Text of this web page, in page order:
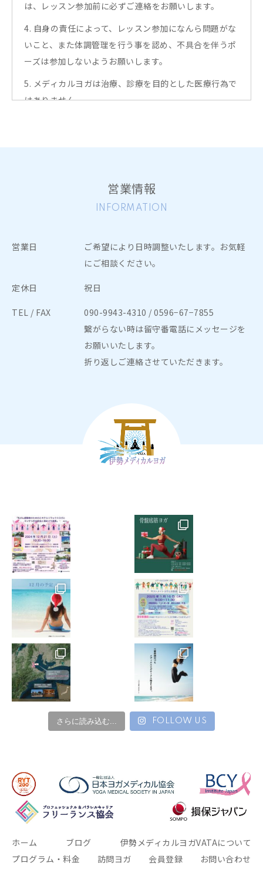
は、レッスン参加前に必ずご連絡をお願いします。
4. 自身の責任によって、レッスン参加になんら問題がな
いこと、また体調管理を行う事を認め、不具合を伴うポ
ーズは参加しないようお願いします。
5. メディカルヨガは治療、診療を目的とした医療行為で
はありません。
軽減、治療時の副作用の軽減、QOLの向上、不安、スト
レス、気分や抑うつ症状の改善、睡眠の質の向上などを
を中断することのないようお願いします。
票に事前にご記入いただきます。レッスン前にお身体の
具合を確認させていただきますので、15分ほど前にはお
8. 18歳未満（未成年）の方のご入会にあたっては保護者
の承諾書が必要となります。
10. レッスン中、少しでも体調の変化に気づいた場合
は、直ちにスタッフに申し出てレッスンを中止していた
症が発生した場合、死亡した場合、流産した場合につい
ても、自ら責任を負うことを承諾し、その原因のいかん
に関わらず、関係者に対する一切の責任を負いかねま
す。
12. 万一、レッスン中に負傷・疾病などが発生した場
合、医師および関係者が応急処置を施すことに承諾し、
その応急処置の結果に異議を唱えない様お願いします。
13. 私物の破損、紛失や盗難などに関しても自ら責任を
負う様お願いします。
14. 施設利用にあたり器物の破壊や損失した場合は自身
で責任を負うようお願いします。
15. レッスン内での他の参加者とのトラブルに関する責
任は負いかねます。
の病気、諸事情により当日であってもレッスンが急遽休
講となることがあります。
その様な場合はできるだけ早めにご連絡するよう努め、
事前徴収分のレッスン代金については後日返金いたしま
す。
【警報発令時の対応について】
営業情報
INFORMATION
営業日
ご希望により日時調整いたします。お気軽
にご相談ください。
定休日 祝日
TEL / FAX 090-9943-4310 / 0596−67−7855
繋がらない時は留守番電話にメッセージを
お願いいたします。
折り返しご連絡させていただきます。
さらに読み込む... FOLLOW US
ホーム ブログ
伊勢メディカルヨガVATAについて
プログラム・料金
訪問ヨガ 会員登録 お問い合わせ